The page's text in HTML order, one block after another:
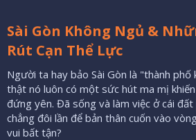
Sài Gòn Không Ngủ &
Rút Cạn Thể Lực
Người ta hay bảo Sài Gòn là "thành phố
thật nó luôn có một sức hút ma mị
đứng yên. Đã sống và làm việc ở cái đất
chẳng đôi lần để bản thân cuốn vào
vui bất tận?